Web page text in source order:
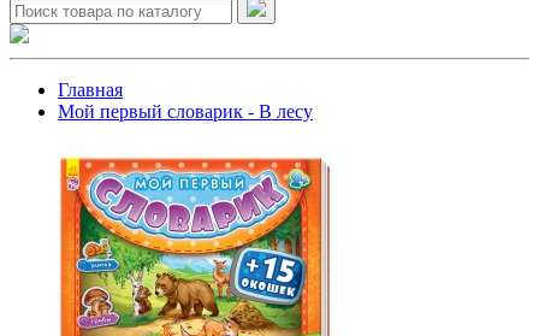
Главная
Мой первый словарик - В лесу